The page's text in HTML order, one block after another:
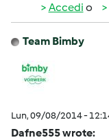
Accedi o
Team Bimby
Lun, 09/08/2014 -
Dafne555 wrote: